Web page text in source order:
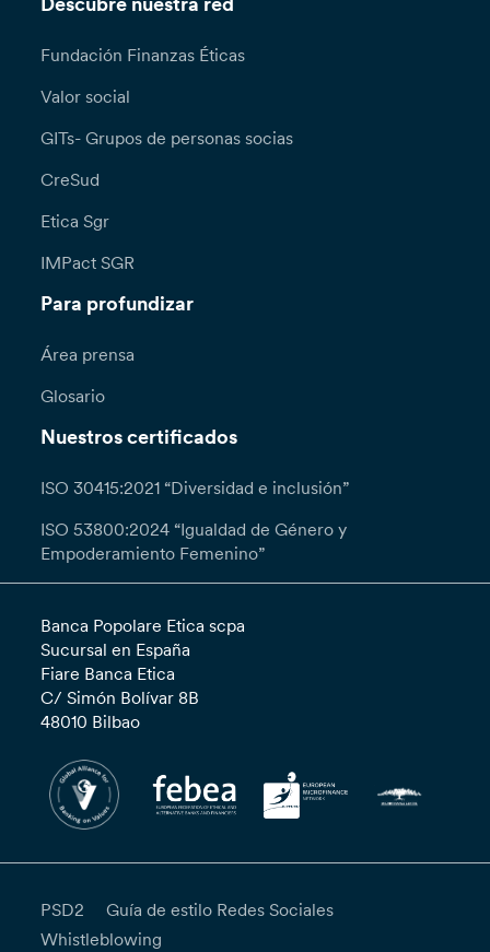
Fundación Finanzas Éticas
Valor social
GITs- Grupos de personas socias
CreSud
Etica Sgr
IMPact SGR
Para profundizar
Área prensa
Glosario
Nuestros certificados
ISO 30415:2021 “Diversidad e inclusión”
ISO 53800:2024 “Igualdad de Género y
Empoderamiento Femenino”
Banca Popolare Etica scpa
Sucursal en España
Fiare Banca Etica
C/ Simón Bolívar 8B
48010 Bilbao
PSD2
Guía de estilo Redes Sociales
Whistleblowing